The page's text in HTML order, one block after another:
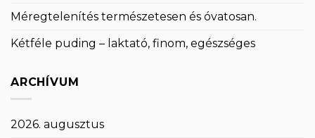
Méregtelenítés természetesen és óvatosan.
Kétféle puding – laktató, finom, egészséges
ARCHÍVUM
2026. augusztus